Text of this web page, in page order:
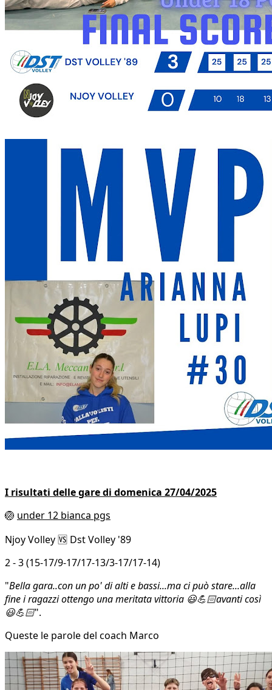
I risultati delle gare di domenica 27/04/2025
🏐 under 12 bianca pgs
Njoy Volley 🆚 Dst Volley '89
2 - 3 (15-17/9-17/17-13/3-17/17-14)
"Bella gara..con un po' di alti e bassi...ma ci può stare...alla
fine i ragazzi ottengo una meritata vittoria 😃💪🏻avanti così
😃💪🏻".
Queste le parole del coach Marco